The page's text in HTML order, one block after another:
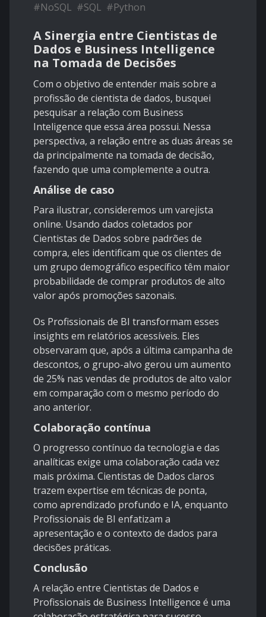
#NoSQL #SQL #Python
A Sinergia entre Cientistas de
Dados e Business Intelligence
na Tomada de Decisões
Com o objetivo de entender mais sobre a
profissão de cientista de dados, busquei
pesquisar a relação com Business
Inteligence que essa área possui. Nessa
perspectiva, a relação entre as duas áreas se
da principalmente na tomada de decisão,
fazendo que uma complemente a outra.
Análise de caso
Para ilustrar, consideremos um varejista
online. Usando dados coletados por
Cientistas de Dados sobre padrões de
compra, eles identificam que os clientes de
um grupo demográfico específico têm maior
probabilidade de comprar produtos de alto
valor após promoções sazonais.
Os Profissionais de BI transformam esses
insights em relatórios acessíveis. Eles
observaram que, após a última campanha de
descontos, o grupo-alvo gerou um aumento
de 25% nas vendas de produtos de alto valor
em comparação com o mesmo período do
ano anterior.
Colaboração contínua
O progresso contínuo da tecnologia e das
analíticas exige uma colaboração cada vez
mais próxima. Cientistas de Dados claros
trazem expertise em técnicas de ponta,
como aprendizado profundo e IA, enquanto
Profissionais de BI enfatizam a
apresentação e o contexto de dados para
decisões práticas.
Conclusão
A relação entre Cientistas de Dados e
Profissionais de Business Intelligence é uma